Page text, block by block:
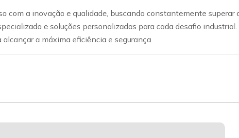
com a inovação e qualidade, buscando constantemente
e soluções personalizadas para cada desafio
a máxima eficiência e segurança.